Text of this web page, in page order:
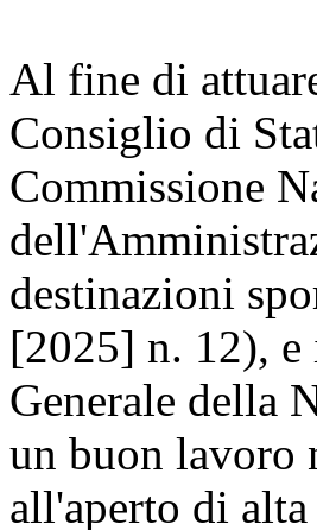
Al fine di
Consiglio di
Commissione
destinazioni
[2025] n. 12),
Generale della
un buon lavoro
all'aperto di